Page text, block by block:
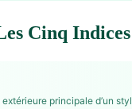
Cinq Indices
extérieure principale d’un